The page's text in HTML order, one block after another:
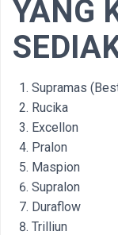
YANG
Supramas
Rucika
Excellon
Pralon
Maspion
Supralon
Duraflow
Trilliun